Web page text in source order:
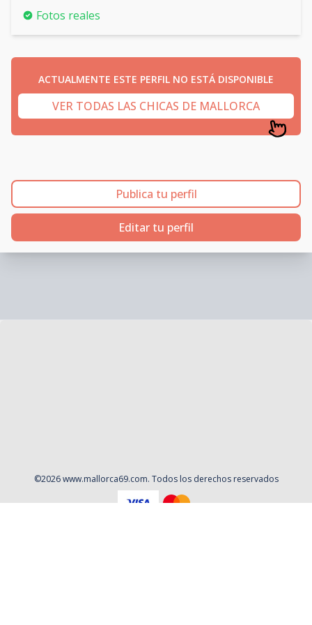
Fotos reales
ACTUALMENTE ESTE PERFIL NO ESTÁ DISPONIBLE
VER TODAS LAS CHICAS DE MALLORCA
Publica tu perfil
Editar tu perfil
©2026 www.mallorca69.com. Todos los derechos reservados